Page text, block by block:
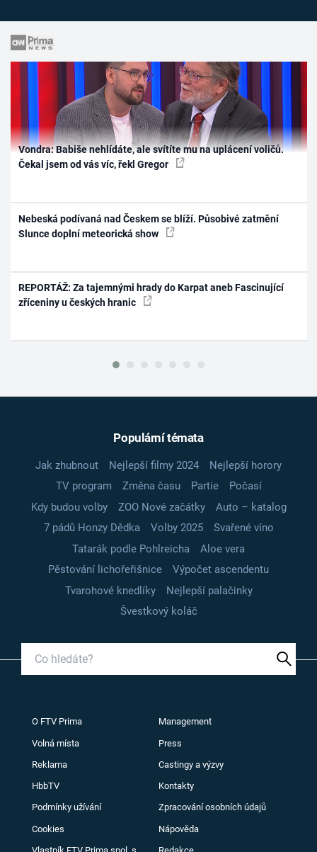
Vondra: Babiše nehlídáte, ale svítíte mu na uplácení voličů.
Čekal jsem od vás víc, řekl Gregor
Nebeská podívaná nad Českem se blíží. Působivé zatmění
Slunce doplní meteorická show
REPORTÁŽ: Za tajemnými hrady do Karpat aneb Fascinující
zříceniny u českých hranic
Populární témata
Jak zhubnout Nejlepší filmy 2024
Nejlepší horory
TV program
Změna času Partie
Počasí
Kdy budou volby
ZOO Nové začátky
Auto – katalog
7 pádů Honzy Dědka
Volby 2025
Svařené víno
Tatarák podle Pohlreicha
Aloe vera
Pěstování lichořeřišnice
Výpočet ascendentu
Tvarohové knedlíky
Nejlepší palačinky
Švestkový koláč
O FTV Prima Management
Volná místa Press
Reklama Castingy a výzvy
HbbTV Kontakty
Podmínky užívání Zpracování osobních údajů
Cookies Nápověda